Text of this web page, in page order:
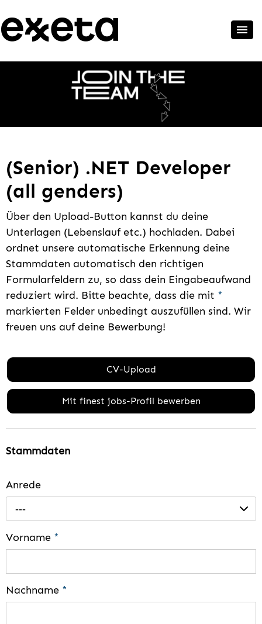
(Senior) .NET Developer
(all genders)
Über den Upload-Button kannst du deine
Unterlagen (Lebenslauf etc.) hochladen. Dabei
ordnet unsere automatische Erkennung deine
Stammdaten automatisch den richtigen
Formularfeldern zu, so dass dein Eingabeaufwand
reduziert wird. Bitte beachte, dass die mit *
markierten Felder unbedingt auszufüllen sind. Wir
freuen uns auf deine Bewerbung!
CV-Upload
Mit finest jobs-Profil bewerben
Stammdaten
Anrede
---
Vorname *
Nachname *